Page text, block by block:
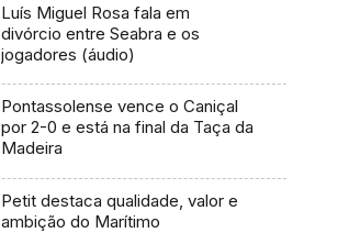
Luís Miguel Rosa fala em
divórcio entre Seabra e os
jogadores (áudio)
Pontassolense vence o Caniçal
por 2-0 e está na final da Taça da
Madeira
Petit destaca qualidade, valor e
ambição do Marítimo